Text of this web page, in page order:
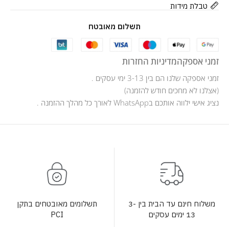
טבלת מידות
תשלום מאובטח
זמני אספקהמדיניות החזרות
זמני אספקה שלנו הם בין 3-13 ימי עסקים .
(אצלנו לא מחכים חודש להזמנה)
נציג אישי ילווה אותכם בWhatsApp לאורך כל מהלך ההזמנה .
משלוח חינם עד הבית בין 3-
13 ימים עסקים
תשלומים מאובטחים בתקן
PCI